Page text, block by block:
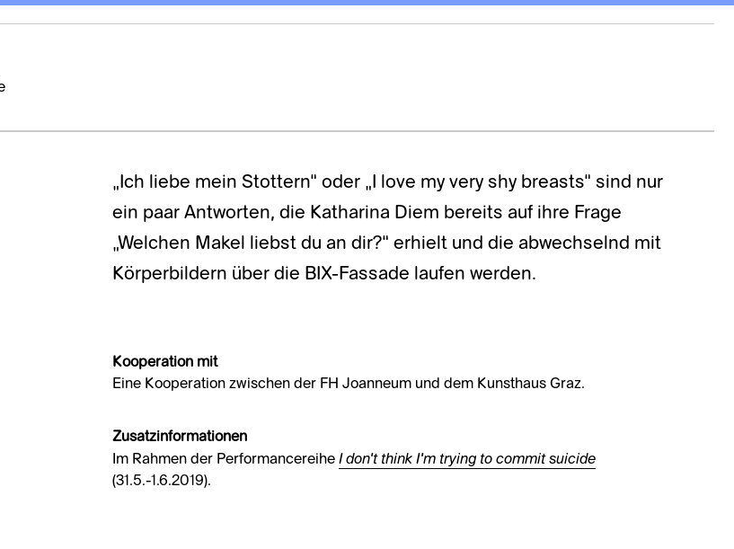
„Ich liebe mein Stottern“ oder „I love my very shy breasts“ sind nur
ein paar Antworten, die Katharina Diem bereits auf ihre Frage
„Welchen Makel liebst du an dir?“ erhielt und die abwechselnd mit
Körperbildern über die BIX-Fassade laufen werden.
Kooperation mit
Eine Kooperation zwischen der FH Joanneum und dem Kunsthaus Graz.
Zusatzinformationen
Im Rahmen der Performancereihe I don’t think I’m trying to commit suicide
(31.5.-1.6.2019).